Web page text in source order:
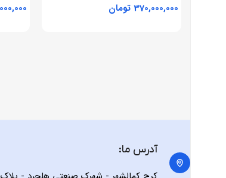
تومان
آدرس ما: